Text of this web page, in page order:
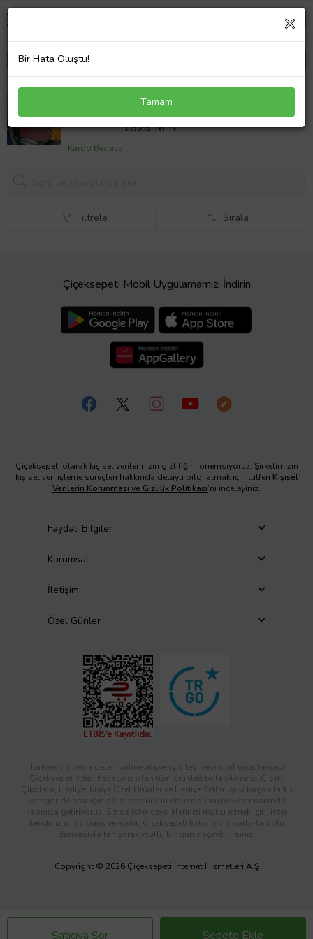
Citroen Evasion Uyumlu Koltuk Kılıfı Minder Çizgili
Siyah Kırmızı 2+1 Ön Arka Set
Sepette %18 İndirim
1829,16 TL
Kargo Bedava
Satıcıya Sor Sepete Ekle
Filtrele Sırala
Çiçeksepeti Mobil Uygulamamızı İndirin
Çiçeksepeti olarak kişisel verilerinizin gizliliğini önemsiyoruz. Şirketimizin
kişisel veri işleme süreçleri hakkında detaylı bilgi almak için lütfen Kişisel
Verilerin Korunması ve Gizlilik Politikası’nı inceleyiniz.
Faydalı Bilgiler
Kurumsal
İletişim
Özel Günler
Türkiye’nin önde gelen online alışveriş sitesi ve mobil uygulaması
Çiçeksepeti’nde, ihtiyacınız olan tüm ürünleri bulabilirsiniz. Çiçek,
Çikolata, Hediye, Kişiye Özel Ürünler ve Hediye Setleri gibi birçok farklı
kategoride aradığınız binlerce ürünü sizlere sunuyor ve zamanında
kapınıza getiriyoruz! Siz de ister sevdiklerinizi mutlu etmek için, ister
kendiniz için sipariş verebilir; Çiçeksepeti Extra’nın fırsatlarla dolu
dünyasıyla tanışarak mutlu bir gün geçirebilirsiniz.
Copyright © 2026 Çiçeksepeti İnternet Hizmetleri A.Ş
Bir Hata Oluştu!
Tamam